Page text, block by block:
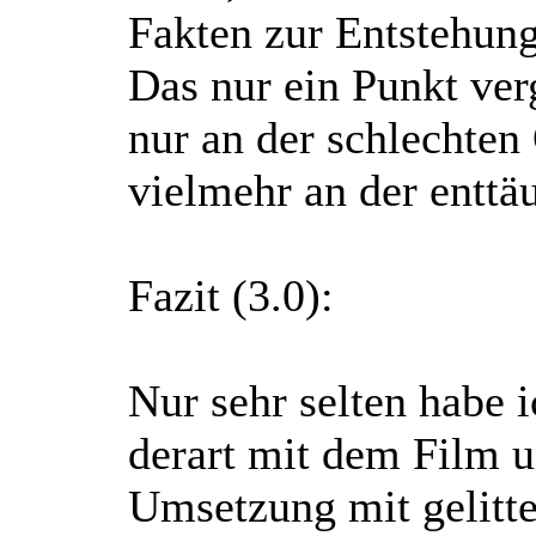
Fakten zur
Das nur ein Punkt
nur an der
vielmehr an der
Fazit (3.0):
Nur sehr selten habe
derart mit dem Film
Umsetzung mit